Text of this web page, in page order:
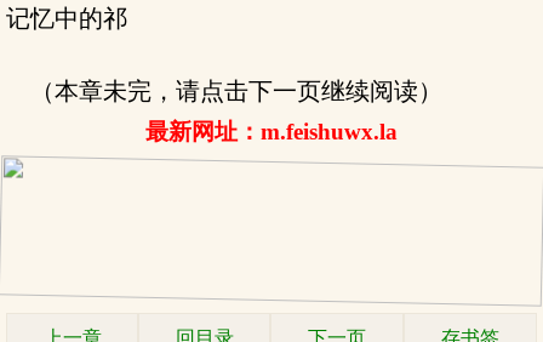
记忆中的祁
（本章未完，请点击下一页继续阅读）
最新网址：m.feishuwx.la
上一章 回目录 下一页 存书签